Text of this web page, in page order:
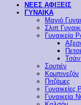
ΝΕΕΣ ΑΦΙΞΕΙΣ
ΓΥΝΑΙΚΑ
Μαγιό
Σλιπ
Γυναικεία
Σουτιέν
Κομπινεζόν
Πιτζάμες
Γυναικείες
Γυναικεία